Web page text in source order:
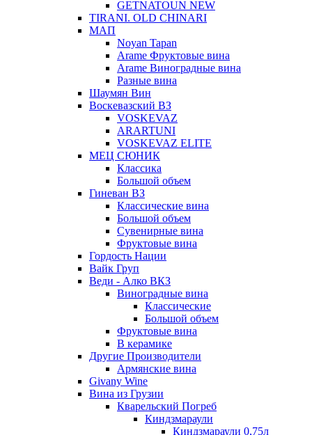
GETNATOUN NEW
TIRANI. OLD CHINARI
МАП
Noyan Tapan
Arame Фруктовые вина
Arame Виноградные вина
Разные вина
Шаумян Вин
Воскевазский ВЗ
VOSKEVAZ
ARARTUNI
VOSKEVAZ ELITE
МЕЦ СЮНИК
Классика
Большой объем
Гиневан ВЗ
Классические вина
Большой объем
Сувенирные вина
Фруктовые вина
Гордость Нации
Вайк Груп
Веди - Алко ВКЗ
Виноградные вина
Классические
Большой объем
Фруктовые вина
В керамике
Другие Производители
Армянские вина
Givany Wine
Вина из Грузии
Кварельский Погреб
Киндзмараули
Киндзмараули 0,75л